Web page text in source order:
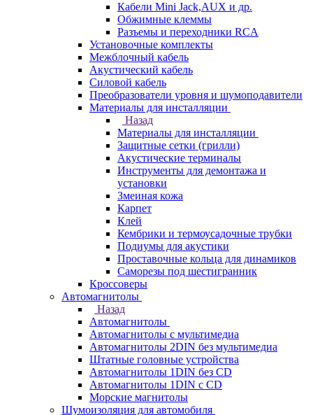
Кабели Mini Jack,AUX и др.
Обжимные клеммы
Разъемы и переходники RCA
Установочные комплекты
Межблочный кабель
Акустический кабель
Силовой кабель
Преобразователи уровня и шумоподавители
Материалы для инсталляции
Назад
Материалы для инсталляции
Защитные сетки (грилли)
Акустические терминалы
Инструменты для демонтажа и
установки
Змеиная кожа
Карпет
Клей
Кембрики и термоусадочные трубки
Подиумы для акустики
Проставочные кольца для динамиков
Саморезы под шестигранник
Кроссоверы
Автомагнитолы
Назад
Автомагнитолы
Автомагнитолы с мультимедиа
Автомагнитолы 2DIN без мультимедиа
Штатные головные устройства
Автомагнитолы 1DIN без CD
Автомагнитолы 1DIN с CD
Морские магнитолы
Шумоизоляция для автомобиля